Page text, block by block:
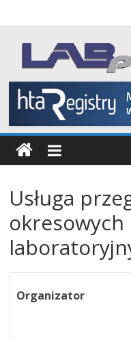
to
content
Laboratoria
Aparatura
Badania
Usługa
okresowych
Organizator